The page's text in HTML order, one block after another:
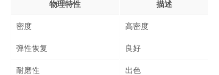
物理特性 描述
密度 高密度
弹性恢复 良好
耐磨性 出色